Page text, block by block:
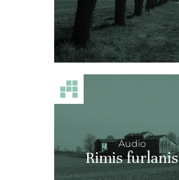
Audio
Rimis furlanis